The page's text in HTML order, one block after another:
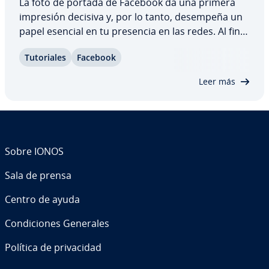
impresión decisiva y, por lo tanto, desempeña un
papel esencial en tu presencia en las redes. Al fin y
visita moderna, tanto en el ámbito privado como
Tu­to­ria­les Facebook
Leer más
Sobre IONOS
Sala de prensa
Centro de ayuda
Co­n­di­cio­nes Generales
Política de pri­va­ci­dad